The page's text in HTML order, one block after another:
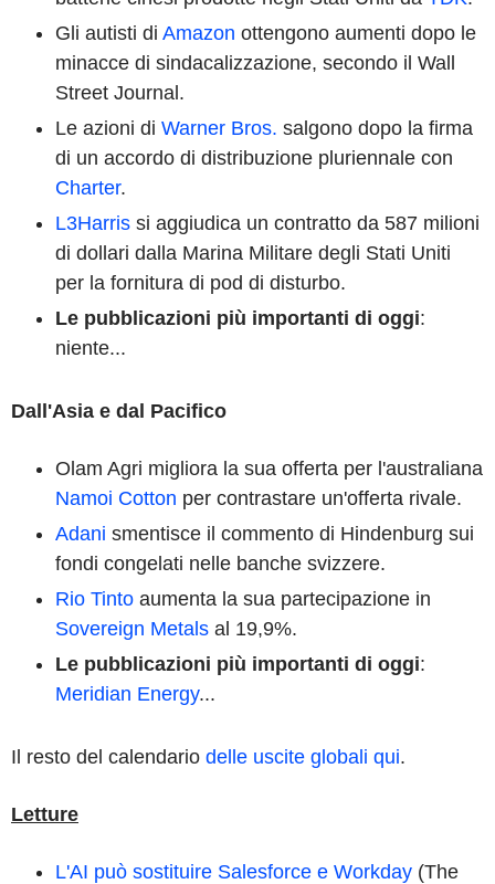
Gli autisti di Amazon ottengono aumenti dopo le
minacce di sindacalizzazione, secondo il Wall
Street Journal.
Le azioni di Warner Bros. salgono dopo la firma
di un accordo di distribuzione pluriennale con
Charter.
L3Harris si aggiudica un contratto da 587 milioni
di dollari dalla Marina Militare degli Stati Uniti
per la fornitura di pod di disturbo.
Le pubblicazioni più importanti di oggi:
niente...
Dall'Asia e dal Pacifico
Olam Agri migliora la sua offerta per l'australiana
Namoi Cotton per contrastare un'offerta rivale.
Adani smentisce il commento di Hindenburg sui
fondi congelati nelle banche svizzere.
Rio Tinto aumenta la sua partecipazione in
Sovereign Metals al 19,9%.
Le pubblicazioni più importanti di oggi:
Meridian Energy...
Il resto del calendario delle uscite globali qui.
Letture
L'AI può sostituire Salesforce e Workday (The